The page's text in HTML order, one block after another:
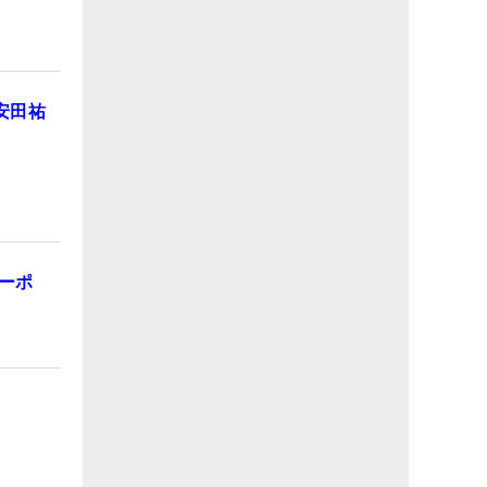
田祐
ポ